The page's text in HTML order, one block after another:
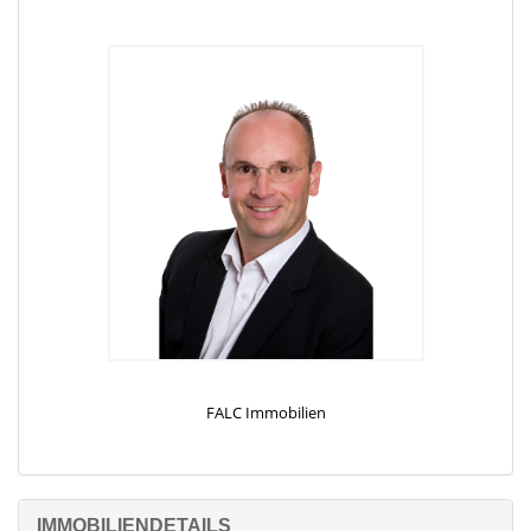
Erholung. Hier können Sie die Sonne genießen, während Ihre
Kinder im Freien spielen – einfach traumhaft!
Die Eingangstür des Hauses besteht aus Holz mit Glaseinsatz,
wodurch der Windfang und der Flur mit Tageslicht erhellt
werden. Die übrigen Türen im Haus sind aus Holz, teilweise mit
Für den Fernsehempfang steht Ihnen eine Satellitenanlage zur
Verfügung oder Sie können Fernsehen über das Internet
Laut unseren Recherchen bietet die Telekom an dieser Adresse
FALC Immobilien
IMMOBILIENDETAILS